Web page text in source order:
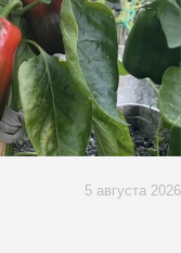
5 августа 2026